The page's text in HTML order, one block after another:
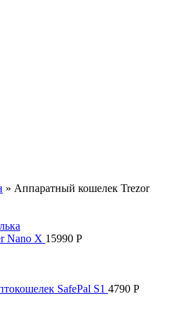
» Аппаратный кошелек Trezor
Nano X 15990 Р
SafePal S1 4790 Р